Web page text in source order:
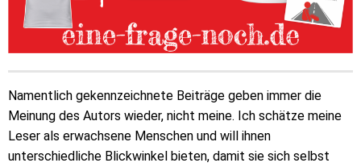
Namentlich gekennzeichnete Beiträge geben immer die
Meinung des Autors wieder, nicht meine. Ich schätze meine
Leser als erwachsene Menschen und will ihnen
unterschiedliche Blickwinkel bieten, damit sie sich selbst